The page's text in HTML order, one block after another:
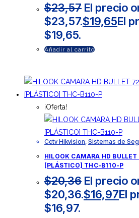
$23,57 El precio
$23,57.$19,65El
$19,65.
Añadir al carrito
¡Oferta!
Cctv Hikvision Sistemas de
HILOOK CAMARA HD
[PLÁSTICO] THC-B110-P
$20,36 El precio
$20,36.$16,97El
$16,97.